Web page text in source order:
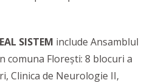
SISTEM include Ansamblul
comuna Florești: 8 blocuri a
Clinica de Neurologie II,